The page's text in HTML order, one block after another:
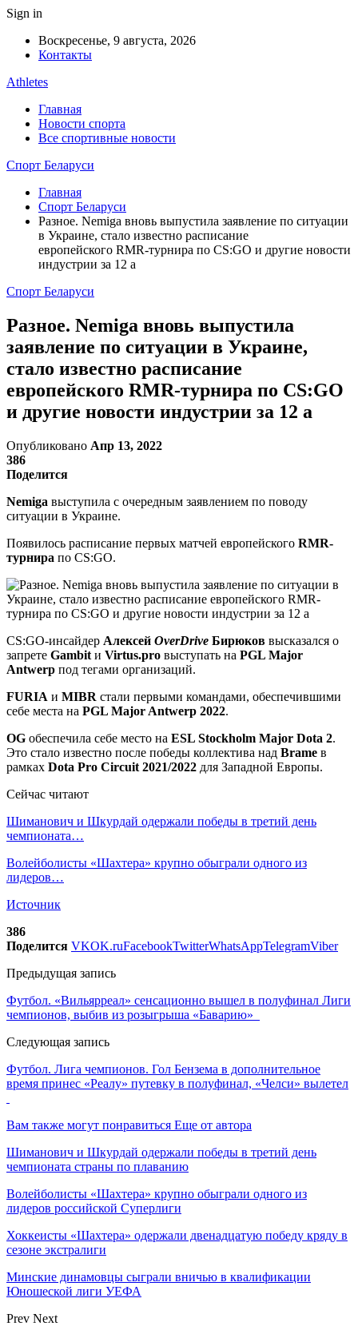
Sign in
Воскресенье, 9 августа, 2026
Контакты
Athletes
Главная
Новости спорта
Все спортивные новости
Спорт Беларуси
Главная
Спорт Беларуси
Разное. Nemiga вновь выпустила заявление по ситуации
в Украине, стало известно расписание
европейского RMR-турнира по CS:GO и другие новости
индустрии за 12 а
Спорт Беларуси
Разное. Nemiga вновь выпустила
заявление по ситуации в Украине,
стало известно расписание
европейского RMR-турнира по CS:GO
и другие новости индустрии за 12 а
Опубликовано Апр 13, 2022
386
Поделится
Nemiga выступила с очередным заявлением по поводу
ситуации в Украине.
Появилось расписание первых матчей европейского RMR-
турнира по CS:GO.
CS:GO-инсайдер Алексей OverDrive Бирюков высказался о
запрете Gambit и Virtus.pro выступать на PGL Major
Antwerp под тегами организаций.
FURIA и MIBR стали первыми командами, обеспечившими
себе места на PGL Major Antwerp 2022.
OG обеспечила себе место на ESL Stockholm Major Dota 2.
Это стало известно после победы коллектива над Brame в
рамках Dota Pro Circuit 2021/2022 для Западной Европы.
Сейчас читают
Шиманович и Шкурдай одержали победы в третий день
чемпионата…
Волейболисты «Шахтера» крупно обыграли одного из
лидеров…
Источник
386
Поделится VKOK.ruFacebookTwitterWhatsAppTelegramViber
Предыдущая запись
Футбол. «Вильярреал» сенсационно вышел в полуфинал Лиги
чемпионов, выбив из розыгрыша «Баварию»
Следующая запись
Футбол. Лига чемпионов. Гол Бензема в дополнительное
время принес «Реалу» путевку в полуфинал, «Челси» вылетел
Вам также могут понравиться Еще от автора
Шиманович и Шкурдай одержали победы в третий день
чемпионата страны по плаванию
Волейболисты «Шахтера» крупно обыграли одного из
лидеров российской Суперлиги
Хоккеисты «Шахтера» одержали двенадцатую победу кряду в
сезоне экстралиги
Минские динамовцы сыграли вничью в квалификации
Юношеской лиги УЕФА
Prev Next